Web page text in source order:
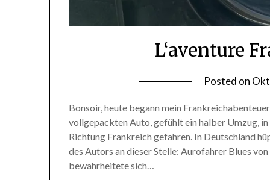
L‘aventure
Posted on
Bonsoir, heute begann mein
vollgepackten Auto, gefühlt ein halber Umzug,
Richtung Frankreich gefahren. In Deutschland
des Autors an dieser Stelle: Aurofahrer Blues
bewahrheitete sich…